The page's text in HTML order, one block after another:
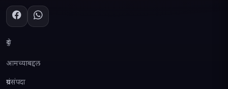
दुवे
आमच्याबद्दल
ग्रंथसंपदा